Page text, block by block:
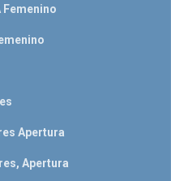
Femenino
Apertura
Apertura